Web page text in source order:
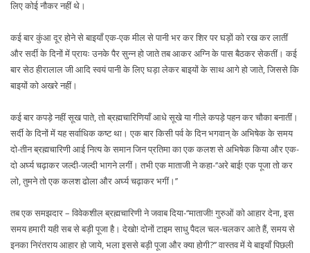
लिए कोई नौकर नहीं थे।
कई बार कुंआ दूर होने से बाइयाँ एक-एक मील से पानी भर कर शिर पर घड़ों को रख कर लातीं
और सर्दी के दिनों में प्रायः उनके पैर सुन्न हो जाते तब आकर अग्नि के पास बैठकर सेकतीं। कई
बार सेठ हीरालाल जी आदि स्वयं पानी के लिए घड़ा लेकर बाइयों के साथ आगे हो जाते, जिससे कि
बाइयों को अखरे नहीं।
कई बार कपड़े नहीं सूख पाते, तो ब्रह्मचारिणियाँ आधे सूखे या गीले कपड़े पहन कर चौका बनातीं।
सर्दी के दिनों में यह सर्वाधिक कष्ट था। एक बार किसी पर्व के दिन भगवान् के अभिषेक के समय
दो-तीन ब्रह्मचारिणी आई नित्य के समान जिन प्रतिमा का एक कलश से अभिषेक किया और एक-
दो अर्घ्य चढ़ाकर जल्दी-जल्दी भागने लगीं। तभी एक माताजी ने कहा-‘‘अरे बाई! एक पूजा तो कर
लो, तुमने तो एक कलश ढोला और अर्घ्य चढ़ाकर भगीं।’’
तब एक समझदार – विवेकशील ब्रह्मचारिणी ने जवाब दिया-‘‘माताजी! गुरुओं को आहार देना, इस
समय हमारी यही सब से बड़ी पूजा है। देखो! दोनों टाइम साधु पैदल चल-चलकर आते हैं, समय से
इनका निरंतराय आहार हो जाये, भला इससे बड़ी पूजा और क्या होगी?’’ वास्तव में ये बाइयाँ पिछली